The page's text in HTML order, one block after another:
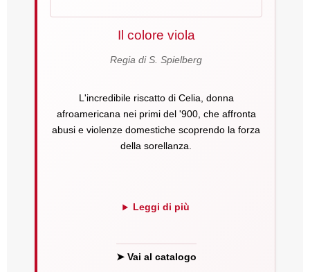
Il colore viola
Regia di S. Spielberg
L'incredibile riscatto di Celia, donna
afroamericana nei primi del '900, che affronta
abusi e violenze domestiche scoprendo la forza
della sorellanza.
Leggi di più
➤ Vai al catalogo